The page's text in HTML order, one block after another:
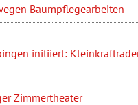
Baumpflegearbeiten
initiiert:
Zimmertheater